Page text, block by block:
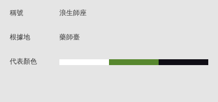
稱號 浪生師座
根據地 藥師臺
代表顏色